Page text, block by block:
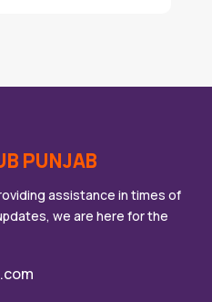
PUNJAB
assistance in times of
we are here for the